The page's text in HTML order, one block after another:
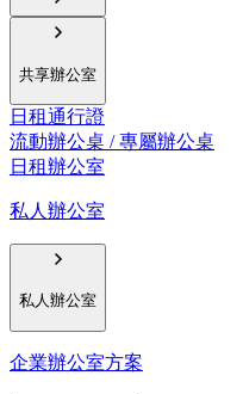
共享辦公室
日租通行證
流動辦公桌 / 專屬辦公桌
日租辦公室
私人辦公室
私人辦公室
企業辦公室方案